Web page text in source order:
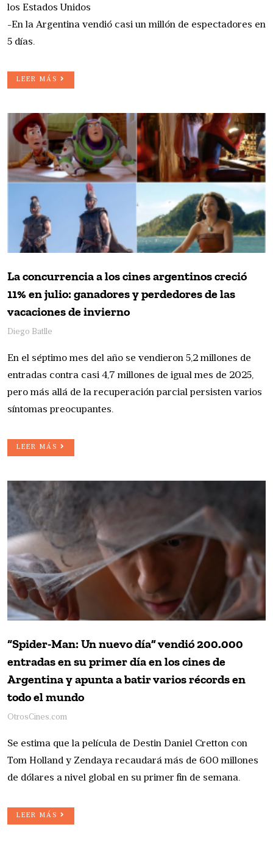
los Estados Unidos
-En la Argentina vendió casi un millón de espectadores en
5 días.
LEER MÁS
La concurrencia a los cines argentinos creció
11% en julio: ganadores y perdedores de las
vacaciones de invierno
Diego Batlle
En el séptimo mes del año se vendieron 5,2 millones de
entradas contra casi 4,7 millones de igual mes de 2025,
pero más allá de la recuperación parcial persisten varios
síntomas preocupantes.
LEER MÁS
“Spider-Man: Un nuevo día” vendió 200.000
entradas en su primer día en los cines de
Argentina y apunta a batir varios récords en
todo el mundo
OtrosCines.com
Se estima que la película de Destin Daniel Cretton con
Tom Holland y Zendaya recaudará más de 600 millones
de dólares a nivel global en su primer fin de semana.
LEER MÁS